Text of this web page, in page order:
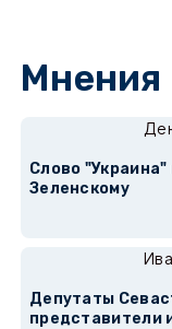
Мнения
Слово
Зеленскому
Депутаты
представители